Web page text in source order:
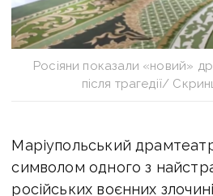
Росіяни показали «новий»
після трагедії/
Маріупольський
символом одного з
російських воєнних